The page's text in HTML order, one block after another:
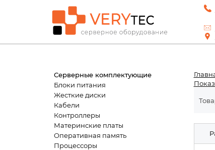
Серверные комплектующие
Блоки питания
Жесткие диски
Кабели
Контроллеры
Материнские платы
Оперативная память
Процессоры